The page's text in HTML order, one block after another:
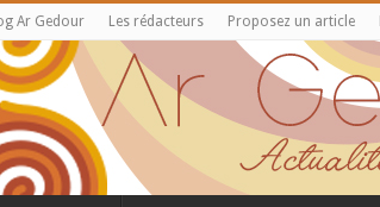
Ar Gedour Les rédacteurs Proposez un article